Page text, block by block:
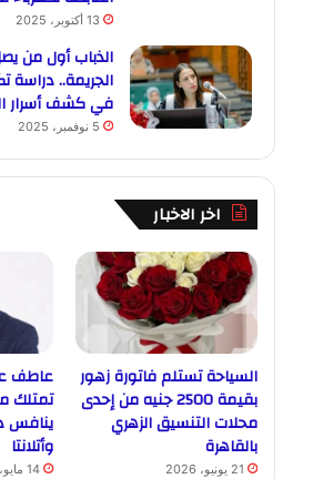
13 أكتوبر، 2025
الذباب أول من
الجريمة..
في كشف أسرار
5 نوفمبر، 2025
اخر الاخبار
السياحة تستلم فاتورة زهور
بقيمة 2500 جنيه من إحدى
محلات التنسيق الزهري
بالقاهرة
21 يونيو، 2026
عاطف
تمتلك
ينافس
وأتلانتا
14 مايو، 2026